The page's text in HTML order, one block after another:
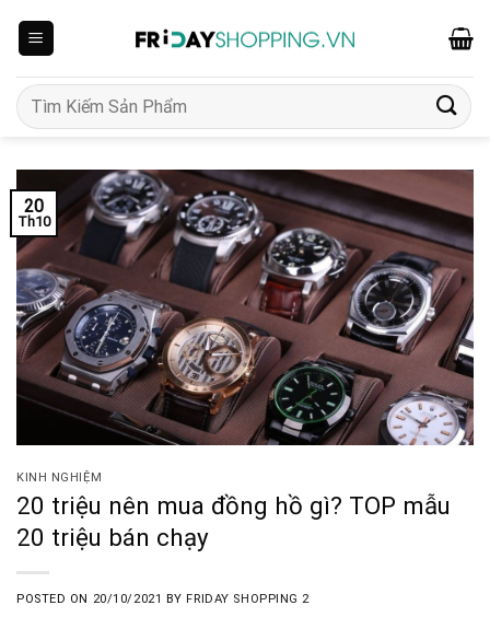
Tìm
kiếm:
20
Th10
KINH NGHIỆM
20 triệu nên mua đồng hồ gì? TOP mẫu
20 triệu bán chạy
POSTED ON 20/10/2021 BY FRIDAY SHOPPING 2